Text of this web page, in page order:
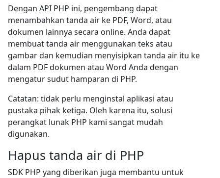
Dengan API PHP ini, pengembang dapat
menambahkan tanda air ke PDF, Word, atau
dokumen lainnya secara online. Anda dapat
membuat tanda air menggunakan teks atau
gambar dan kemudian menyisipkan tanda air itu ke
dalam PDF dokumen atau Word Anda dengan
mengatur sudut hamparan di PHP.
Catatan: tidak perlu menginstal aplikasi atau
pustaka pihak ketiga. Oleh karena itu, solusi
perangkat lunak PHP kami sangat mudah
digunakan.
Hapus tanda air di PHP
SDK PHP yang diberikan juga membantu untuk